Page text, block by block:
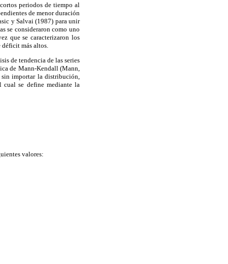
periodos de tiempo al
de menor duración
y Salvai (1987) para unir
se consideraron como uno
que se caracterizaron los
más altos.
de tendencia de las series
de Mann-Kendall (Mann,
importar la distribución,
cual se define mediante la
valores: